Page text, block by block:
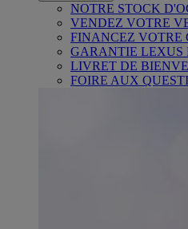
NOTRE STOCK
VENDEZ VOTRE
FINANCEZ VOTRE
GARANTIE LEXUS
LIVRET DE
FOIRE AUX